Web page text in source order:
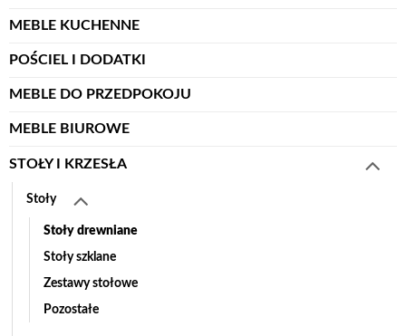
MEBLE KUCHENNE
POŚCIEL I DODATKI
MEBLE DO PRZEDPOKOJU
MEBLE BIUROWE
STOŁY I KRZESŁA
Stoły
Stoły drewniane
Stoły szklane
Zestawy stołowe
Pozostałe